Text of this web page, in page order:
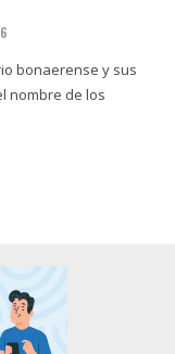
bonaerense y sus
nombre de los